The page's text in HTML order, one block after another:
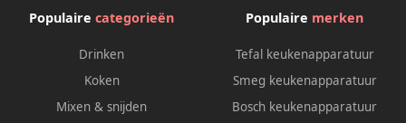
Populaire categorieën
Drinken
Koken
Mixen & snijden
Populaire merken
Tefal keukenapparatuur
Smeg keukenapparatuur
Bosch keukenapparatuur